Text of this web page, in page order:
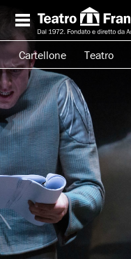
Cartellone Teatro